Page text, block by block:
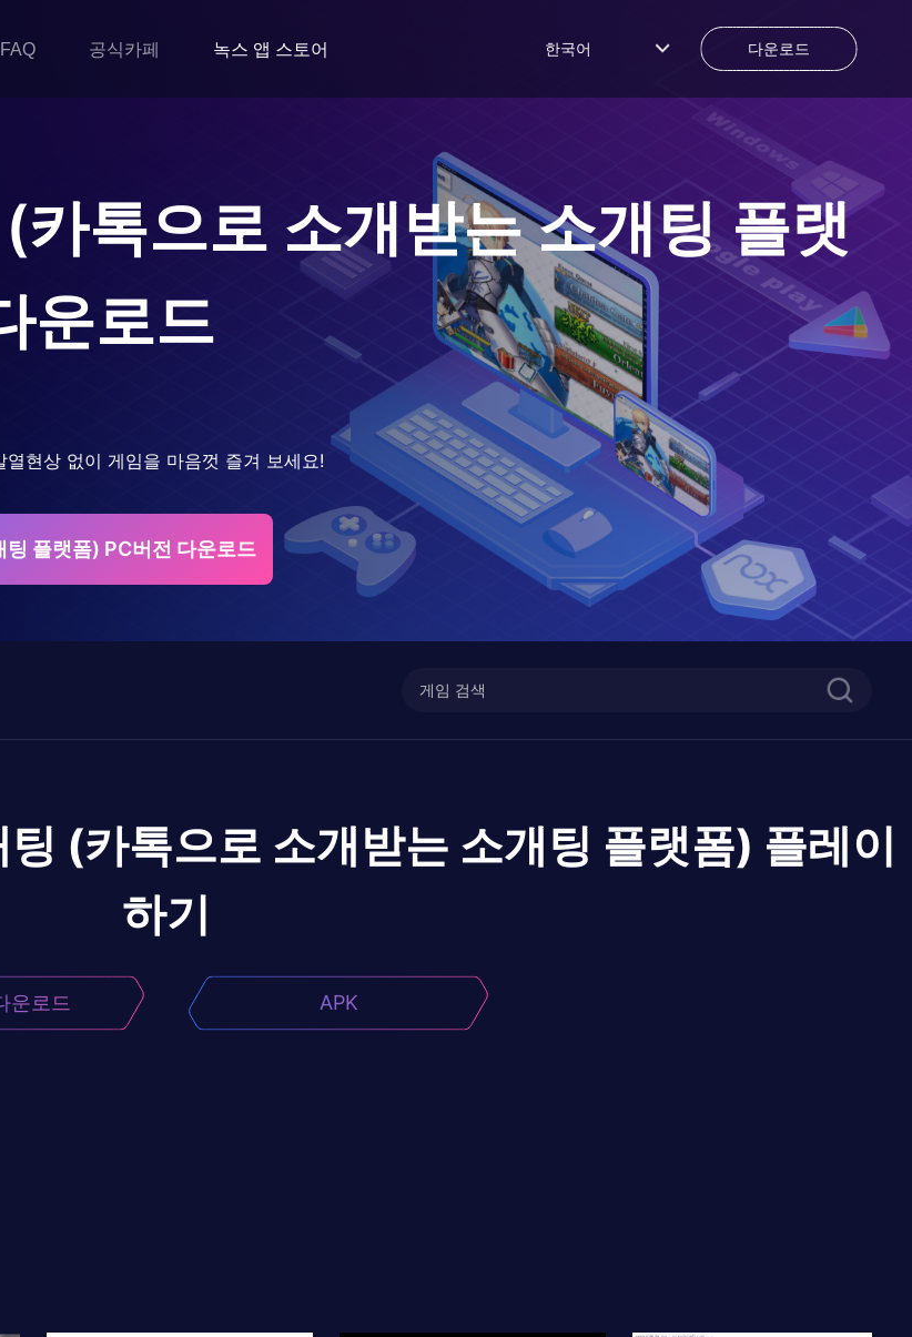
공식카페 녹스 앱 스토어 한국어 다운로드
카톡으로 소개받는 소개팅 플랫
운로드
현상 없이 게임을 마음껏 즐겨 보세요!
플랫폼) PC버전 다운로드
(카톡으로 소개받는 소개팅 플랫폼) 플레이
하기
운로드 APK